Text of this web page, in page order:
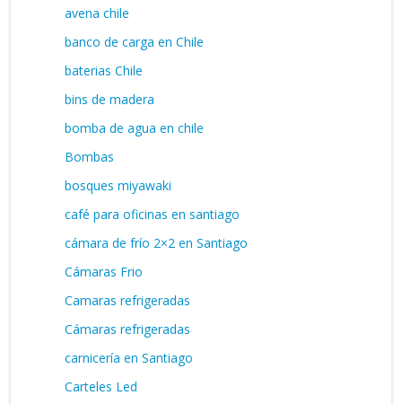
avena chile
banco de carga en Chile
baterias Chile
bins de madera
bomba de agua en chile
Bombas
bosques miyawaki
café para oficinas en santiago
cámara de frío 2×2 en Santiago
Cámaras Frio
Camaras refrigeradas
Cámaras refrigeradas
carnicería en Santiago
Carteles Led